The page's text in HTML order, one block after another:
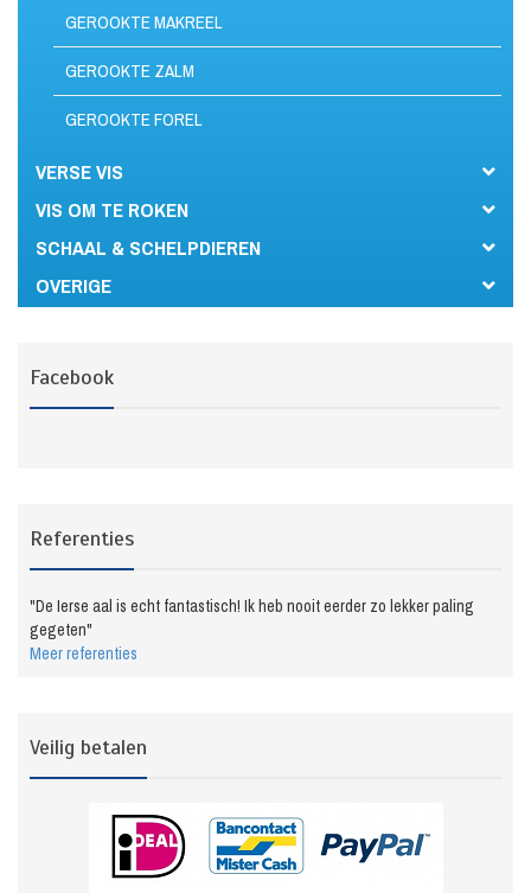
GEROOKTE MAKREEL
GEROOKTE ZALM
GEROOKTE FOREL
VERSE VIS
VIS OM TE ROKEN
SCHAAL & SCHELPDIEREN
OVERIGE
Facebook
Referenties
"De Ierse aal is echt fantastisch! Ik heb nooit eerder zo lekker paling
gegeten"
Meer referenties
Veilig betalen